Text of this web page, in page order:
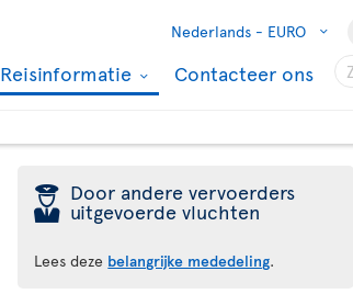
Nederlands - EURO
Reisinformatie Contacteer ons
þ Door andere vervoerders
uitgevoerde vluchten
Lees deze belangrijke mededeling.